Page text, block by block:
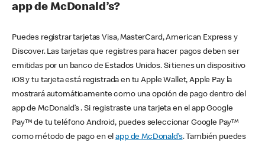
app de McDonald’s?
Puedes registrar tarjetas Visa, MasterCard, American Express y
Discover. Las tarjetas que registres para hacer pagos deben ser
emitidas por un banco de Estados Unidos. Si tienes un dispositivo
iOS y tu tarjeta está registrada en tu Apple Wallet, Apple Pay la
mostrará automáticamente como una opción de pago dentro del
app de McDonald’s . Si registraste una tarjeta en el app Google
Pay™ de tu teléfono Android, puedes seleccionar Google Pay™
como método de pago en elapp de McDonald’s. También puedes